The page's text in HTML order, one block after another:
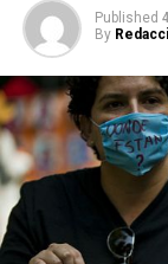
Published
By